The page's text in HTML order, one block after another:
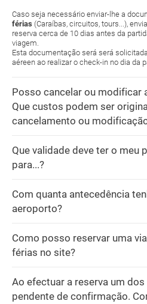
Caso seja necessário enviar-lhe a
férias (Caraíbas, circuitos, tours...),
reserva cerca de 10 dias antes da
viagem.
Esta documentação será será
aéreen ao realizar o check-in no dia da
Posso cancelar ou modificar
Que custos podem ser
cancelamento ou
Que validade deve ter o meu
para...?
Com quanta antecedência
aeroporto?
Como posso reservar uma
férias no site?
Ao efectuar a reserva um
pendente de confirmação.